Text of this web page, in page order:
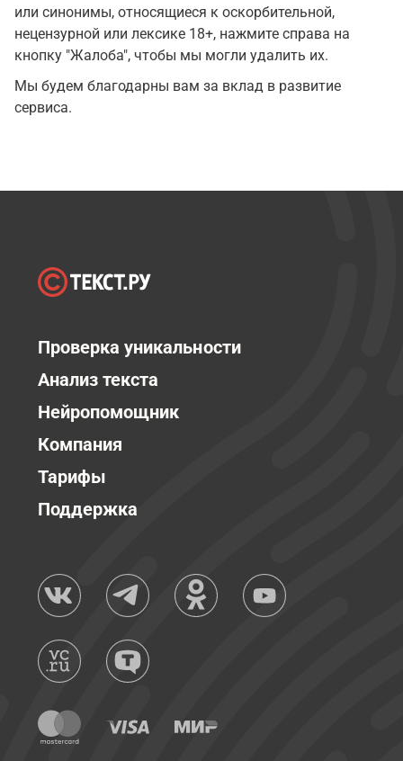
или синонимы, относящиеся к оскорбительной,
нецензурной или лексике 18+, нажмите справа на
кнопку "Жалоба", чтобы мы могли удалить их.
Мы будем благодарны вам за вклад в развитие
сервиса.
Проверка уникальности
Анализ текста
Нейропомощник
Компания
Тарифы
Поддержка